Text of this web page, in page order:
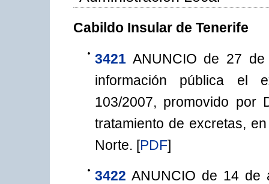
Cabildo Insular de Tenerife
3421 ANUNCIO de 27
información pública el
103/2007, promovido por
tratamiento de excretas,
Norte. [PDF]
3422 ANUNCIO de 14 de